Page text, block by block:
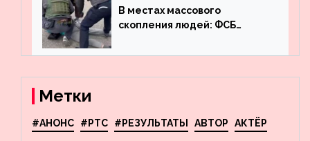
фигурного катания
В местах массового
скопления людей: ФСБ
террористов, планировавших
Метки
#АНОНС #РТС #РЕЗУЛЬТАТЫ АВТОР АКТЁР